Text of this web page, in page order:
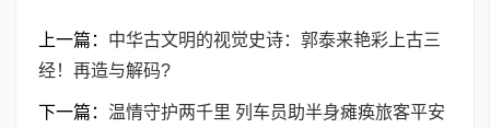
上一篇： 中华古文明的视觉史诗：郭泰来艳彩上古三
经！再造与解码?
下一篇： 温情守护两千里 列车员助半身瘫痪旅客平安